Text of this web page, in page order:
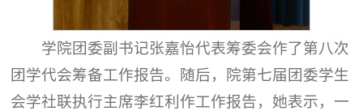
学院团委副书记张嘉怡代表筹委会作了第八次
团学代会筹备工作报告。随后，院第七届团委学生
会学社联执行主席李红利作工作报告，她表示，一